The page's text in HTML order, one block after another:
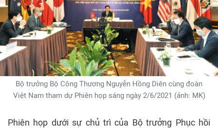
Bộ trưởng Bộ Công Thương Nguyễn Hồng Diên cùng đoàn
Việt Nam tham dự Phiên họp sáng ngày 2/6/2021 (ảnh: MK)
Phiên họp dưới sự chủ trì của Bộ trưởng Phục hồi